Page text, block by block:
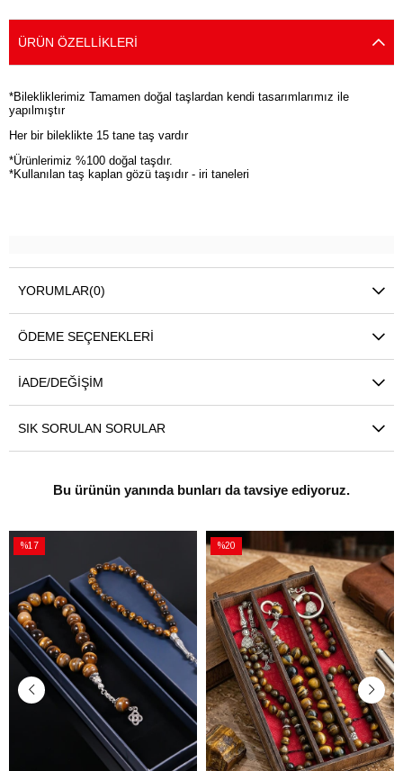
ÜRÜN ÖZELLIKLERI
*Bilekliklerimiz Tamamen doğal taşlardan kendi tasarımlarımız ile
yapılmıştır
Her bir bileklikte 15 tane taş vardır
*Ürünlerimiz %100 doğal taşdır.
*Kullanılan taş kaplan gözü taşıdır - iri taneleri
YORUMLAR(0)
ÖDEME SEÇENEKLERI
İADE/DEĞIŞIM
SIK SORULAN SORULAR
Bu ürünün yanında bunları da tavsiye ediyoruz.
%17
%17İndirim
%20
İndirim
%20İndirim